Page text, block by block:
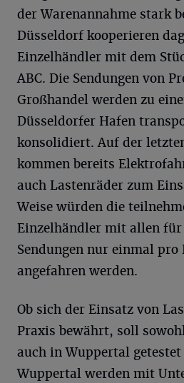
der Warenannahme stark
Düsseldorf kooperieren
Einzelhändler mit dem
ABC. Die Sendungen von
Großhandel werden zu
Düsseldorfer Hafen
konsolidiert. Auf der
kommen bereits
auch Lastenräder zum
Weise würden die
Einzelhändler mit allen
Sendungen nur einmal
angefahren werden.
Ob sich der Einsatz von
Praxis bewährt, soll
auch in Wuppertal
Wuppertal werden mit